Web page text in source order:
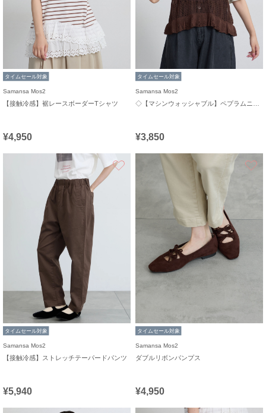
タイムセール対象
Samansa Mos2
【接触冷感】裾レースボーダーTシャツ
¥4,950
タイムセール対象
Samansa Mos2
¥3,850
タイムセール対象
Samansa Mos2
【接触冷感】ストレッチテーパードパンツ
¥5,940
タイムセール対象
Samansa Mos2
ダブルリボンパンプス
¥4,950